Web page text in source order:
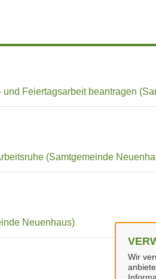
Wir
Feiertagsarbeit beantragen
(Samtgemeinde
Neuenhaus)